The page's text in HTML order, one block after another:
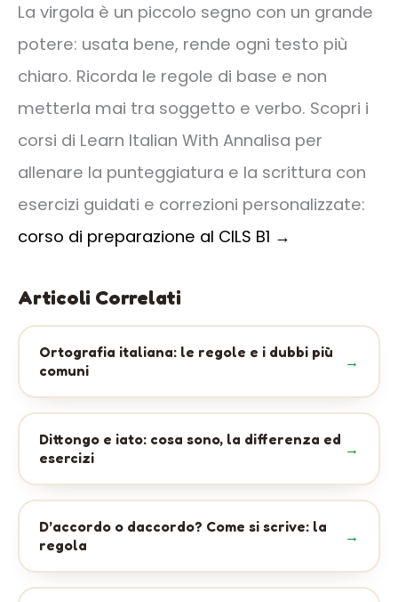
La virgola è un piccolo segno con un grande
potere: usata bene, rende ogni testo più
chiaro. Ricorda le regole di base e non
metterla mai tra soggetto e verbo. Scopri i
corsi di Learn Italian With Annalisa per
allenare la punteggiatura e la scrittura con
esercizi guidati e correzioni personalizzate:
corso di preparazione al CILS B1 →
Ortografia italiana: le regole e i dubbi più
comuni
Dittongo e iato: cosa sono, la differenza ed
esercizi
D’accordo o daccordo? Come si scrive: la
regola